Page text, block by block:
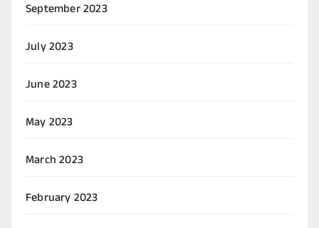
September 2023
July 2023
June 2023
May 2023
March 2023
February 2023